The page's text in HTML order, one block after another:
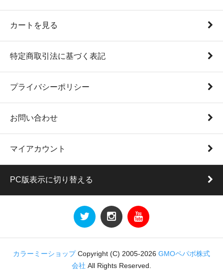
カートを見る
特定商取引法に基づく表記
プライバシーポリシー
お問い合わせ
マイアカウント
PC版表示に切り替える
カラーミーショップ Copyright (C) 2005-2026 GMOペパボ株式
会社 All Rights Reserved.